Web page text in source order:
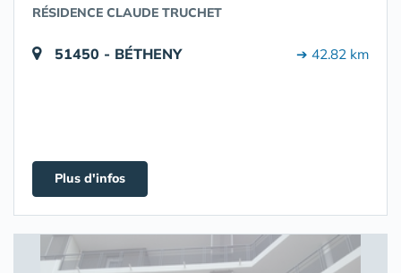
RÉSIDENCE CLAUDE TRUCHET
51450 - BÉTHENY ➔ 42.82 km
Plus d'infos